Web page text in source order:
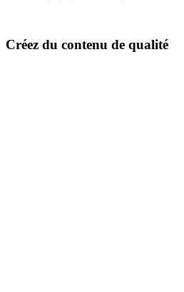
Créez du contenu de qualité